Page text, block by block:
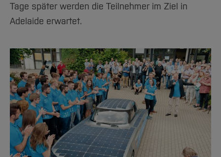
Tage später werden die Teilnehmer im Ziel in
Adelaide erwartet.